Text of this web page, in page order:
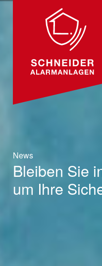
News
Bleiben Sie
um Ihre